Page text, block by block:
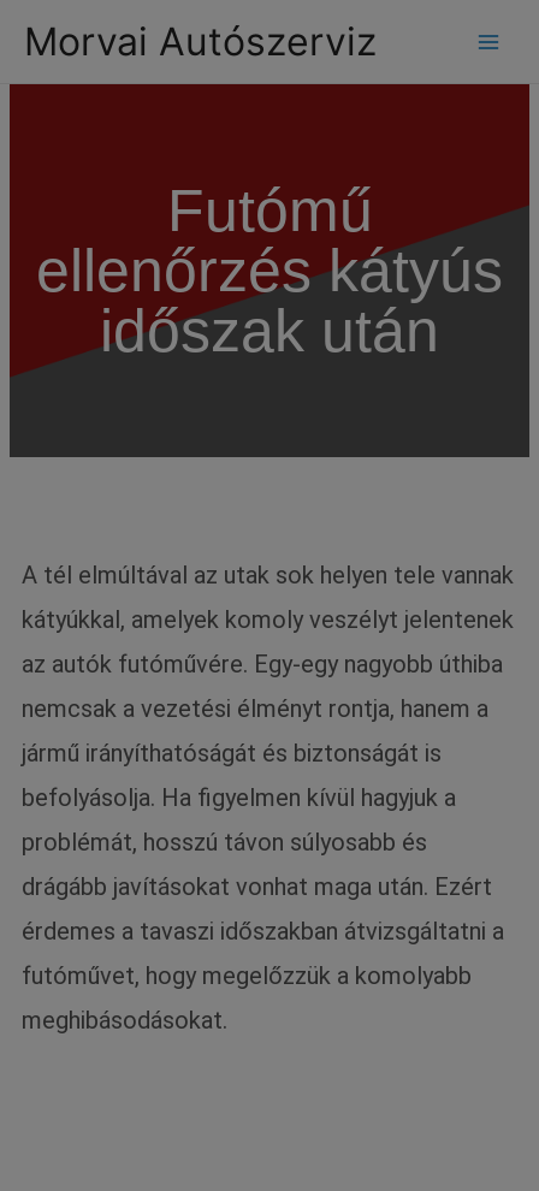
Morvai Autószerviz
Futómű
ellenőrzés kátyús
időszak után
A tél elmúltával az utak sok helyen tele vannak
kátyúkkal, amelyek komoly veszélyt jelentenek
az autók futóművére. Egy-egy nagyobb úthiba
nemcsak a vezetési élményt rontja, hanem a
jármű irányíthatóságát és biztonságát is
befolyásolja. Ha figyelmen kívül hagyjuk a
problémát, hosszú távon súlyosabb és
drágább javításokat vonhat maga után. Ezért
érdemes a tavaszi időszakban átvizsgáltatni a
futóművet, hogy megelőzzük a komolyabb
meghibásodásokat.